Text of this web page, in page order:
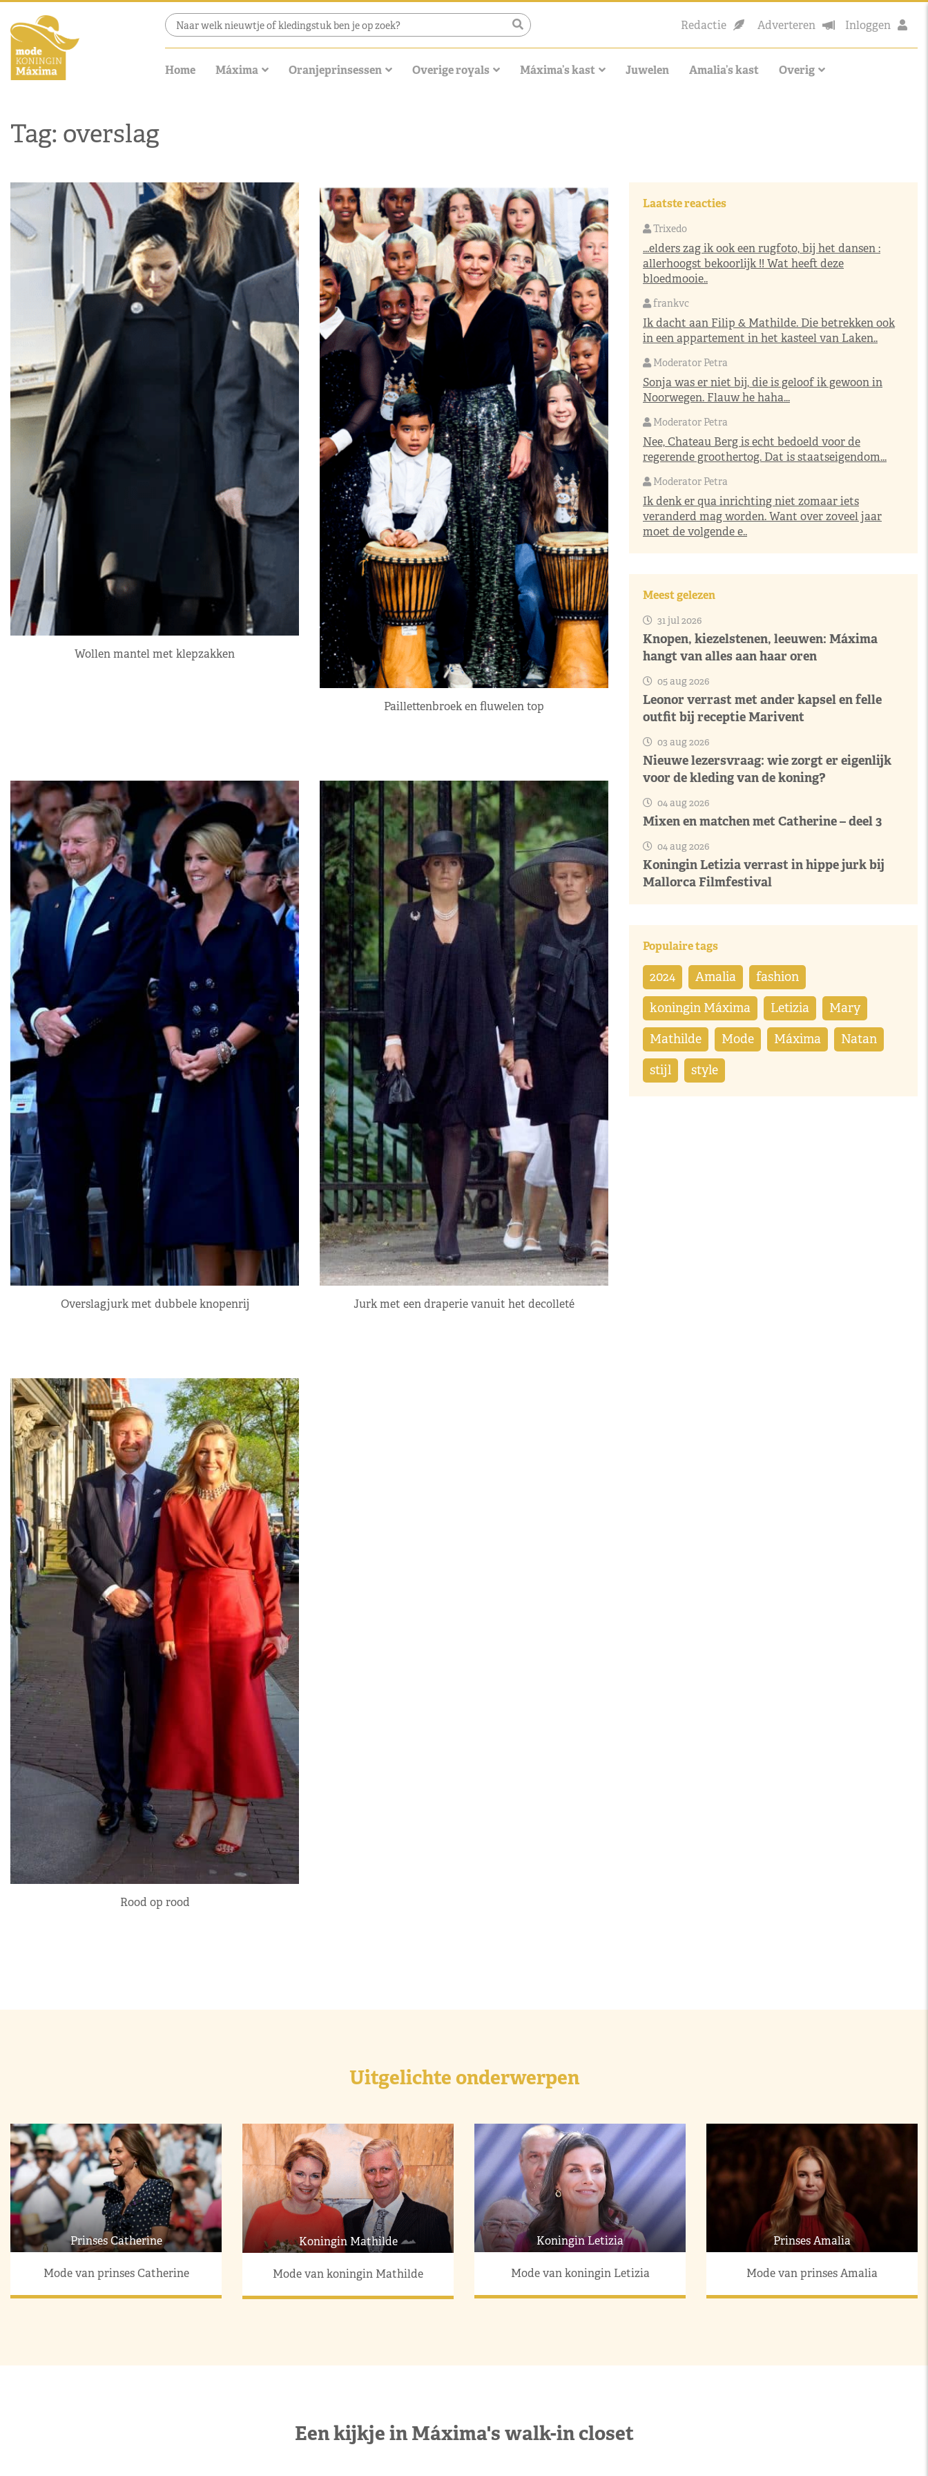
Redactie Adverteren Inloggen
Home Máxima Oranjeprinsessen Overige royals Máxima’s kast Juwelen Amalia’s kast Overig
Tag: overslag
Wollen mantel met klepzakken
Paillettenbroek en fluwelen top
Overslagjurk met dubbele knopenrij Jurk met een draperie vanuit het decolleté
Rood op rood
Laatste reacties
Trixedo
...elders zag ik ook een rugfoto, bij het dansen :
allerhoogst bekoorlijk !! Wat heeft deze
bloedmooie..
frankvc
Ik dacht aan Filip & Mathilde. Die betrekken ook
in een appartement in het kasteel van Laken..
Moderator Petra
Sonja was er niet bij, die is geloof ik gewoon in
Noorwegen. Flauw he haha...
Moderator Petra
Nee, Chateau Berg is echt bedoeld voor de
regerende groothertog. Dat is staatseigendom...
Moderator Petra
Ik denk er qua inrichting niet zomaar iets
veranderd mag worden. Want over zoveel jaar
moet de volgende e..
Meest gelezen
31 jul 2026
Knopen, kiezelstenen, leeuwen: Máxima
hangt van alles aan haar oren
05 aug 2026
Leonor verrast met ander kapsel en felle
outfit bij receptie Marivent
03 aug 2026
Nieuwe lezersvraag: wie zorgt er eigenlijk
voor de kleding van de koning?
04 aug 2026
Mixen en matchen met Catherine – deel 3
04 aug 2026
Koningin Letizia verrast in hippe jurk bij
Mallorca Filmfestival
Populaire tags
2024 Amalia fashion
koningin Máxima Letizia Mary
Mathilde Mode Máxima Natan
stijl style
Uitgelichte onderwerpen
Prinses Catherine
Mode van prinses Catherine
Koningin Mathilde
Mode van koningin Mathilde
Koningin Letizia
Mode van koningin Letizia
Prinses Amalia
Mode van prinses Amalia
Een kijkje in Máxima's walk-in closet